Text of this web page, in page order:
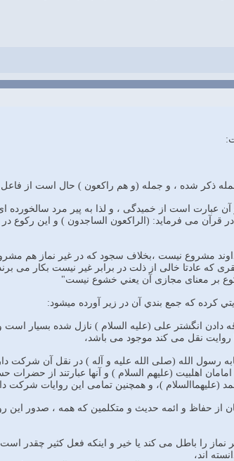
جمله ذكر شده ، و جمله (و هم راكعون ) حال است از
است از خميدگى ، و لذا به پير مرد سالخورده
مى فرمايد: (الراكعون الساجدون ) و اين ركوع
مشروع نيست ،بخلاف سجود كه در غير نماز هم
عادتا خالى از ذلت در برابر غير نيست بكار مى
بر معناى مجازى آن يعني خشوع نيست"
كرده كه جمع بندي آن در زير آورده ميشود:
دادن انگشتر على (عليه السلام ) نازل شده بسيار است
روايت نقل مى كند موجود مى باشد،
رسول الله (صلى الله عليه و آله ) در نقل آن شركت
اهلبيت (عليهم السلام ) و آنها عبارتند از حضرات
)، و همچنين تمامى اين روايات شركت
از حفاظ و ائمه حديث و متكلمين كه همه ، صدور اين
نماز را باطل مى كند يا خير و اينكه فعل كثير چقدر
اند،